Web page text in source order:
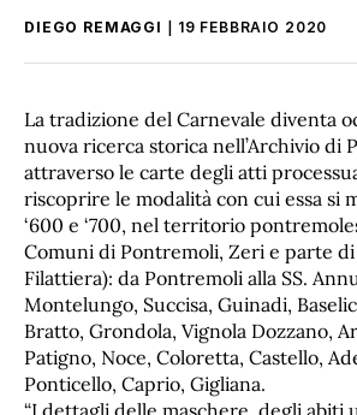
DIEGO REMAGGI 19 FEBBRAIO 2020
La tradizione del Carnevale diventa
nuova ricerca storica nell’Archivio di
attraverso le carte degli atti
riscoprire le modalità con cui essa si
‘600 e ‘700, nel territorio
Comuni di Pontremoli, Zeri e parte
Filattiera): da Pontremoli alla SS.
Montelungo, Succisa, Guinadi,
Bratto, Grondola, Vignola Dozzano,
Patigno, Noce, Coloretta, Castello,
Ponticello, Caprio, Gigliana.
“I dettagli delle maschere, degli abiti